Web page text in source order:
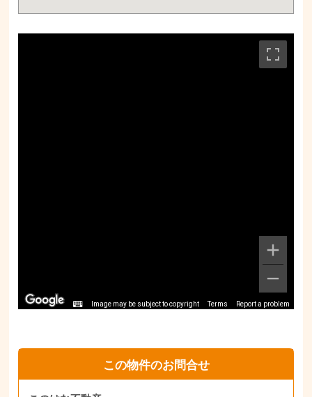
Image may be subject to copyright Terms Report a problem
この物件のお問合せ